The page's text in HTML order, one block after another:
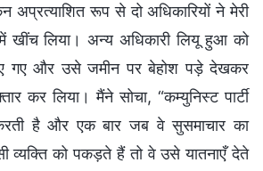
अप्रत्याशित रूप से दो अधिकारियों ने मेरी
खींच लिया। अन्य अधिकारी लियू हुआ को
गए और उसे जमीन पर बेहोश पड़े देखकर
कर लिया। मैंने सोचा, “कम्युनिस्ट पार्टी
है और एक बार जब वे सुसमाचार का
व्यक्ति को पकड़ते हैं तो वे उसे यातनाएँ देते